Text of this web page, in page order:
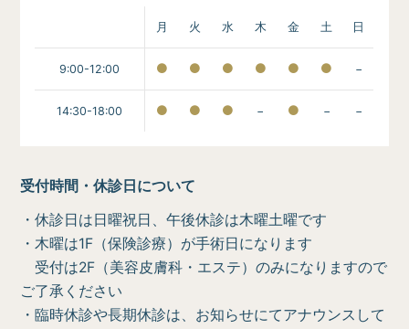
月 火 水 木 金 土 日
9:00-12:00 −
14:30-18:00 − − −
受付時間・休診日について
・休診日は日曜祝日、午後休診は木曜土曜です
・木曜は1F（保険診療）が手術日になります
受付は2F（美容皮膚科・エステ）のみになりますので
ご了承ください
・臨時休診や長期休診は、お知らせにてアナウンスして